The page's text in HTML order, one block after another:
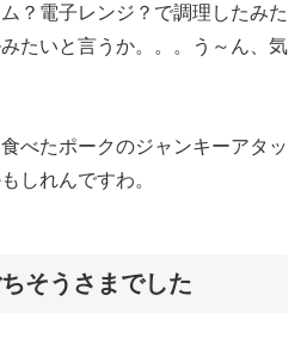
？電子レンジ？で調理したみた
たいと言うか。。。う～ん、気
べたポークのジャンキーアタッ
しれんですわ。
そうさまでした